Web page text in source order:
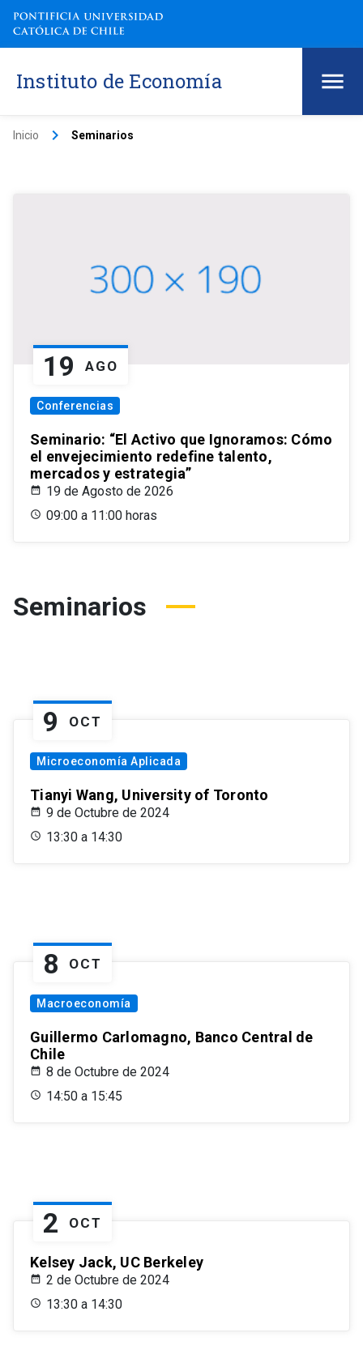
Instituto de Economía
Inicio keyboard_arrow_right Seminarios
19 AGO
Conferencias
Seminario: “El Activo que Ignoramos: Cómo
el envejecimiento redefine talento,
mercados y estrategia”
19 de Agosto de 2026
09:00 a 11:00 horas
Seminarios
9 OCT
Microeconomía Aplicada
Tianyi Wang, University of Toronto
9 de Octubre de 2024
13:30 a 14:30
8 OCT
Macroeconomía
Guillermo Carlomagno, Banco Central de
Chile
8 de Octubre de 2024
14:50 a 15:45
2 OCT
Kelsey Jack, UC Berkeley
2 de Octubre de 2024
13:30 a 14:30